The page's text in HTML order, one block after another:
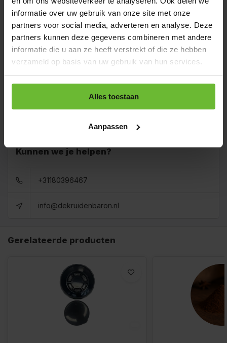
informatie over uw gebruik van onze site met onze
partners voor social media, adverteren en analyse. Deze
partners kunnen deze gegevens combineren met andere
informatie die u aan ze heeft verstrekt of die ze hebben
verzameld op basis van uw gebruik van hun services.
Alles toestaan
Aanpassen
Strooibus 180 gram
Art# 16042Z
Op voorraad
€8,85
Art# 16042K
Op voorraad
€26,95
Baal a 20 kilo
Art# 16042BULK
€457,00
Kunnen we je helpen?
+31180396467
info@dekruidenbaron.nl
Gerelateerde producten